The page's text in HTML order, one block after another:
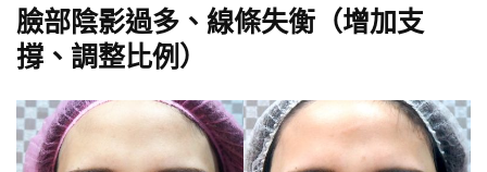
臉部陰影過多、線條失衡（增加支
撐、調整比例）